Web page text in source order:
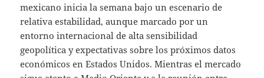
mexicano inicia la semana bajo un escenario de
relativa estabilidad, aunque marcado por un
entorno internacional de alta sensibilidad
geopolítica y expectativas sobre los próximos datos
económicos en Estados Unidos. Mientras el mercado